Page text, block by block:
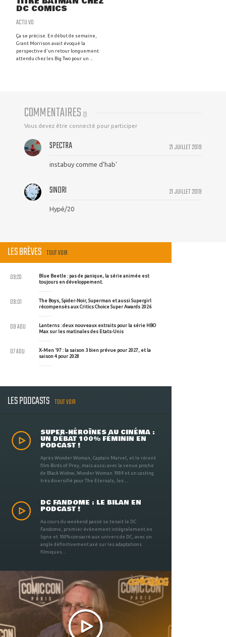
DC COMICS
ACTU VO
Ça se précise. En début de semaine,
Grant Morrison avait évoqué la
perspective d'un retour longuement
attendu chez les Big Two pour un ...
COMMENTAIRES (2)
Vous devez être connecté pour participer
21 JUILLET 2019
SPECTRA
instabuy comme d'hab'
21 JUILLET 2019
SINDRI
Hypé/20
LES BRÈVES TOUT VOIR
Blue Beetle : pas de panique, la série animée est
toujours en développement.
09:20
The Boys, Spider-Noir, Superman et aussi Supergirl
récompensés aux Critics Choice Super Awards 2026
09:01
Lanterns : deux nouveaux extraits pour la série HBO
Max sur les matinales des Etats-Unis
08 AOU
X-Men '97 : la saison 3 bien prévue pour 2027, et la
saison 4 pour 2028
07 AOU
LES PODCASTS TOUT VOIR
SUPER-HÉROÏNES AU CINÉMA :
UN DÉBAT 100% FÉMININ EN
PODCAST !
Après Wonder Woman, Captain Marvel, et le récent
film Birds of Prey, mais aussi avec la venue proche
de Black Widow, Wonder Woman 1984 et un casting
très diversifié pour The Eternals, les ...
DC FANDOME : LE BILAN EN
PODCAST !
Au cours du weekend passé se tenait le DC
Fandome, premier évènement intégralement en
ligne et 100% consacré aux univers de DC, avec un
angle définitivement axé sur les adaptations
filmiques ...